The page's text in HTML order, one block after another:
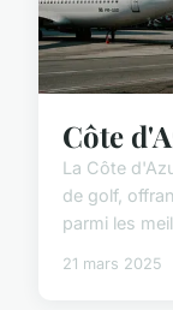
Côte
La Côte
de golf,
parmi les
21 mars 2025